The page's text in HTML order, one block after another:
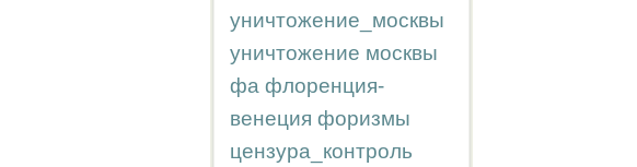
уничтожение_москвы
уничтожение москвы
фа флоренция-
венеция форизмы
цензура_контроль